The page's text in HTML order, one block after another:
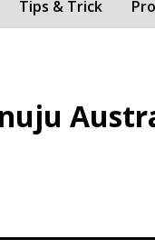
Tips & Trick